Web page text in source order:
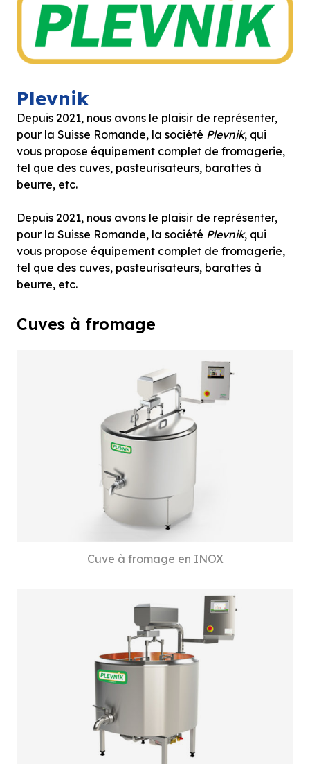
Plevnik
Depuis 2021, nous avons le plaisir de représenter,
pour la Suisse Romande, la société Plevnik, qui
vous propose équipement complet de fromagerie,
tel que des cuves, pasteurisateurs, barattes à
beurre, etc.
Depuis 2021, nous avons le plaisir de représenter,
pour la Suisse Romande, la société Plevnik, qui
vous propose équipement complet de fromagerie,
tel que des cuves, pasteurisateurs, barattes à
beurre, etc.
Cuves à fromage
Cuve à fromage en INOX